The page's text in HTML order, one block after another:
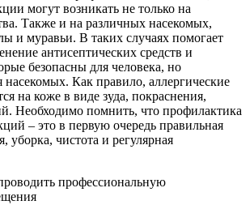
могут возникать не только на
Также и на различных насекомых,
и муравьи. В таких случаях помогает
антисептических средств и
безопасны для человека, но
насекомых. Как правило, аллергические
на коже в виде зуда, покраснения,
Необходимо помнить, что профилактика
– это в первую очередь правильная
уборка, чистота и регулярная
профессиональную